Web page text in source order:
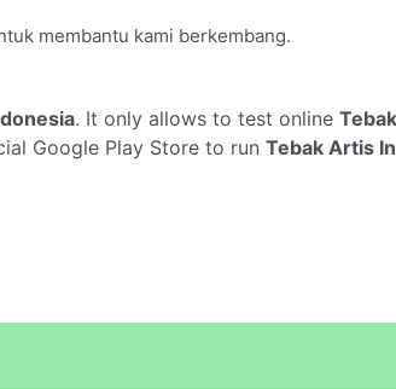
membantu kami berkembang.
. It only allows to test online
Google Play Store to run Tebak Artis